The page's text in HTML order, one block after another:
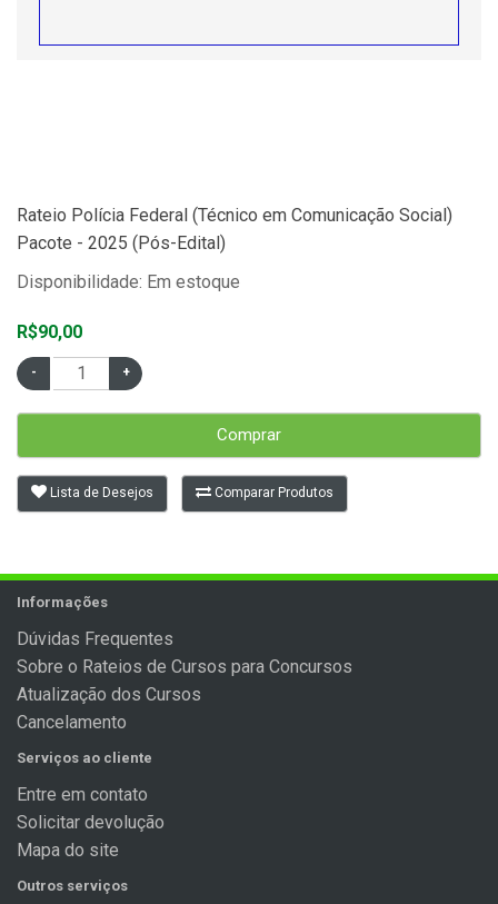
Rateio Polícia Federal (Técnico em Comunicação Social)
Pacote - 2025 (Pós-Edital)
Disponibilidade: Em estoque
R$90,00
Comprar
Lista de Desejos Comparar Produtos
Informações
Dúvidas Frequentes
Sobre o Rateios de Cursos para Concursos
Atualização dos Cursos
Cancelamento
Serviços ao cliente
Entre em contato
Solicitar devolução
Mapa do site
Outros serviços